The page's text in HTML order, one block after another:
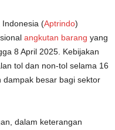
Indonesia (Aptrindo)
angkutan barang yang
8 April 2025. Kebijakan
tol dan non-tol selama 16
dampak besar bagi sektor
dalam keterangan